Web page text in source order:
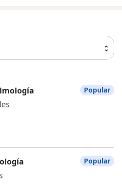
oftalmológicos.
Popular
Popular